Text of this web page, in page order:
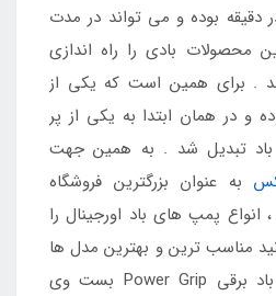
لیتر در دقیقه بوده و می تواند در مدت
محصولات بادی را راه اندازی
. برای همین است که یکی از
و در همان ابتدا به یکی از پر
تبدیل شد . به همین جهت
به عنوان بزرگترین فروشگاه
انواع پمپ های باد اورجینال را
مناسب ترین و بهترین مدل ها
را انتخاب کنید . پمپ باد برقی Power Grip بست وی